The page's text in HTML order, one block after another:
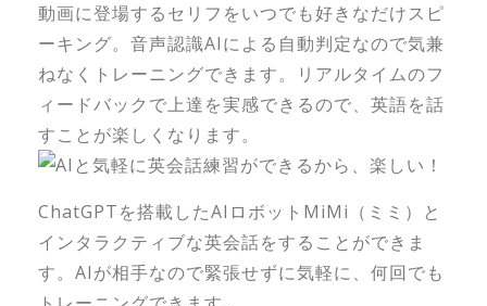
動画に登場するセリフをいつでも好きなだけスピ
ーキング。音声認識AIによる自動判定なので気兼
ねなくトレーニングできます。リアルタイムのフ
ィードバックで上達を実感できるので、英語を話
すことが楽しくなります。
ChatGPTを搭載したAIロボットMiMi（ミミ）と
インタラクティブな英会話をすることができま
す。AIが相手なので緊張せずに気軽に、何回でも